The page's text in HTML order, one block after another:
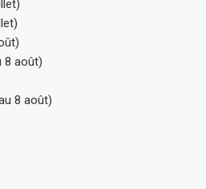
8 août)
8 août)